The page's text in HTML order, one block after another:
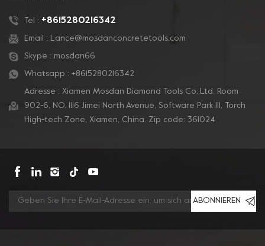
Tel : +8615280216342
Email : Lance@mosdanconcretetools.com
Skype : mosdan66
Whatsapp : +8615280216342
Adresse : Xiamen Mosdan Diamond Tools Co.,Ltd. Room
902-6, NO. 1116 Jimei North Avenue, Software Park Ill, Torch
High-tech Zone, Xiamen, China. Zip code: 361024
ABONNIEREN